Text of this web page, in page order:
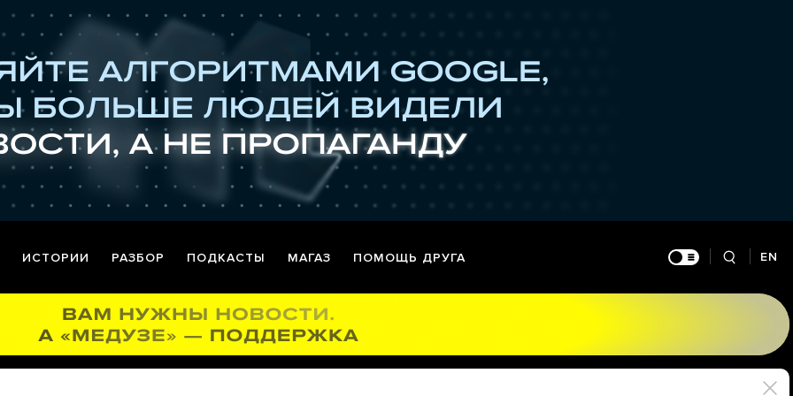
ИСТОРИИ РАЗБОР ПОДКАСТЫ МАГАЗ ПОМОЩЬ ДРУГА EN